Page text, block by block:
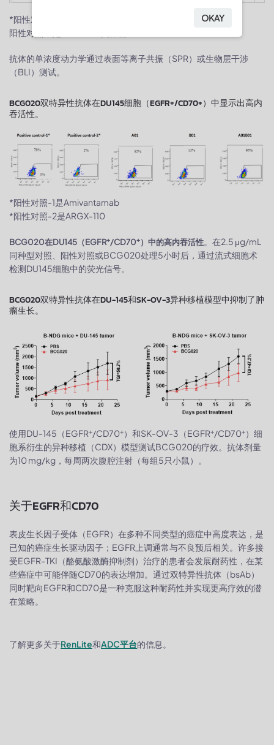
*阳性对照-1是Amivantamab类似物
阳性对照-2是ARGX-110类似物
抗体的单浓度动力学通过表面等离子共振（SPR）或生物层干涉
（BLI）测试。
BCG020双特异性抗体在DU145细胞（EGFR+/CD70+）中显示出高内
吞活性。
*阳性对照-1是Amivantamab
*阳性对照-2是ARGX-110
BCG020在DU145（EGFR+/CD70+）中的高内吞活性 。在2.5 μg/mL
同种型对照、阳性对照或BCG020处理5小时后，通过流式细胞术
检测DU145细胞中的荧光信号。
BCG020双特异性抗体在DU-145和SK-OV-3异种移植模型中抑制了肿
瘤生长。
使用DU-145（EGFR+/CD70+）和SK-OV-3（EGFR+/CD70+）细
胞系衍生的异种移植（CDX）模型测试BCG020的疗效。抗体剂量
为10 mg/kg，每周两次腹腔注射（每组5只小鼠）。
关于EGFR和CD70
表皮生长因子受体（EGFR）在多种不同类型的癌症中高度表达，是
已知的癌症生长驱动因子；EGFR上调通常与不良预后相关。许多接
受EGFR-TKI（酪氨酸激酶抑制剂）治疗的患者会发展耐药性，在某
些癌症中可能伴随CD70的表达增加。通过双特异性抗体（bsAb）
同时靶向EGFR和CD70是一种克服这种耐药性并实现更高疗效的潜
在策略。
了解更多关于RenLite和ADC平台的信息。
OKAY